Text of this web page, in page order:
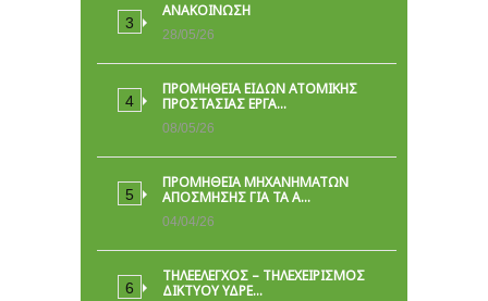
ΑΝΑΚΟΙΝΩΣΗ
28/05/26
ΠΡΟΜΉΘΕΙΑ ΕΙΔΏΝ ΑΤΟΜΙΚΉΣ
ΠΡΟΣΤΑΣΊΑΣ ΕΡΓΑ…
08/05/26
ΠΡΟΜΗΘΕΙΑ ΜΗΧΑΝΗΜΑΤΩΝ
ΑΠΟΣΜΗΣΗΣ ΓΙΑ ΤΑ Α…
04/04/26
ΤΗΛΕΕΛΕΓΧΟΣ – ΤΗΛΕΧΕΙΡΙΣΜΟΣ
ΔΙΚΤΥΟΥ ΥΔΡΕ…